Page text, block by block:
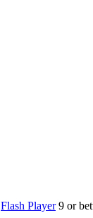
Flash Player9 or